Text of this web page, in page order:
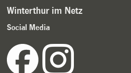
Winterthur im Netz
Social Media